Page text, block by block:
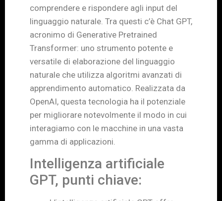
comprendere e rispondere agli input del
linguaggio naturale. Tra questi c’è Chat GPT,
acronimo di Generative Pretrained
Transformer: uno strumento potente e
versatile di elaborazione del linguaggio
naturale che utilizza algoritmi avanzati di
apprendimento automatico. Realizzata da
OpenAI, questa tecnologia ha il potenziale
per migliorare notevolmente il modo in cui
interagiamo con le macchine in una vasta
gamma di applicazioni.
Intelligenza artificiale
GPT, punti chiave: